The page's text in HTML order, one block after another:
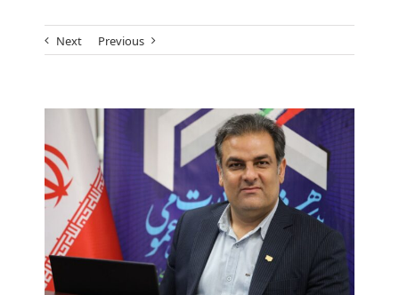
Previous
Next
View
Larger
Image